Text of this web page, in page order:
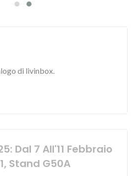
di livinbox.
Dal 7 All'11 Febbraio
Stand G50A